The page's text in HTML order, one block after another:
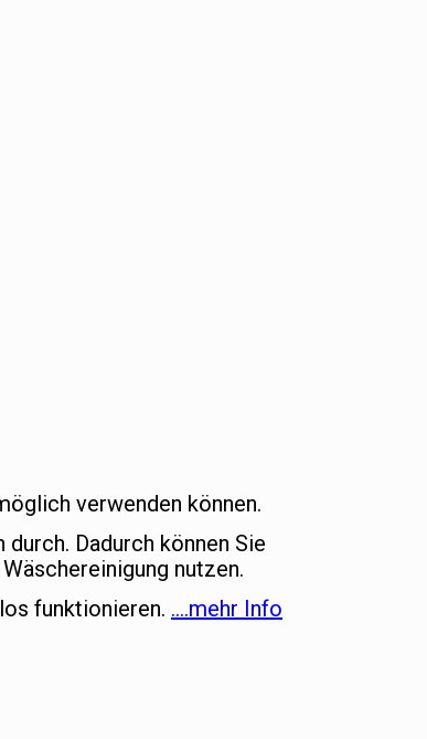
verwenden können.
Dadurch können Sie
nutzen.
funktionieren. ….mehr Info